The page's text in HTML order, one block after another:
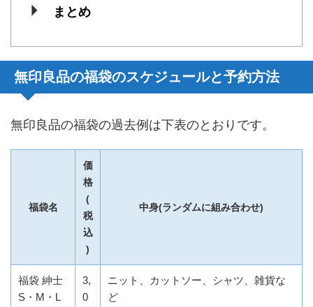
まとめ
無印良品の福袋のスケジュールと予約方法
無印良品の福袋の過去例は下表のとおりです。
福袋名
価
格
(
税
込
)
中身(ランダムに組み合わせ)
福袋 紳士
S・M・L
3,
0
ニット、カットソー、シャツ、雑貨な
ど